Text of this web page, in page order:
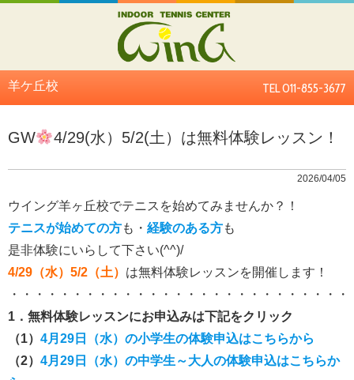
羊ケ丘校 TEL 011-855-3677
GW 4/29(水）5/2(土）は無料体験レッスン！
2026/04/05
ウイング羊ヶ丘校でテニスを始めてみませんか？！
テニスが始めての方も・ 経験のある方も
是非体験にいらして下さい(^^)/
4/29（水）5/2（土） は無料体験レッスンを開催します！
・・・・・・・・・・・・・・・・・・・・・・・・・・
1．無料体験レッスンにお申込みは下記をクリック
（1） 4月29日（水）の小学生の体験申込はこちらから
（2） 4月29日（水）の中学生～大人の体験申込はこちらか